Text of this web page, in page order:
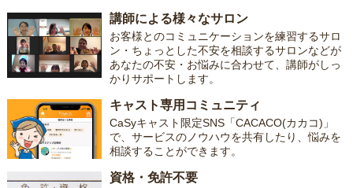
講師による様々なサロン
お客様とのコミュニケーションを練習するサロ
ン・ちょっとした不安を相談するサロンなどが
あなたの不安・お悩みに合わせて、講師がしっ
かりサポートします。
キャスト専用コミュニティ
CaSyキャスト限定SNS「CACACO(カカコ)」
で、サービスのノウハウを共有したり、悩みを
相談することができます。
資格・免許不要